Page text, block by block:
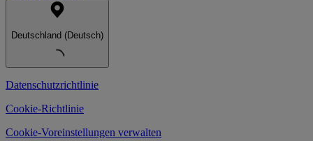
Deutschland (Deutsch)
Datenschutzrichtlinie
Cookie-Richtlinie
Cookie-Voreinstellungen verwalten